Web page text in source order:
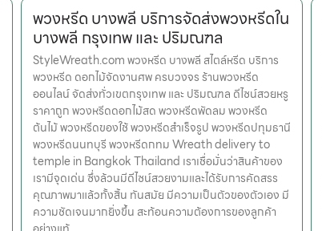
พวงหรีด บางพลี บริการจัดส่งพวงหรีดใน
บางพลี กรุงเทพ และ ปริมณฑล
StyleWreath.com พวงหรีด บางพลี สไตล์หรีด บริการ
พวงหรีด ดอกไม้จัดงานศพ ครบวงจร ร้านพวงหรีด
ออนไลน์ จัดส่งทั่วเขตกรุงเทพ และ ปริมณฑล ดีไซน์สวยหรู
ราคาถูก พวงหรีดดอกไม้สด พวงหรีดพัดลม พวงหรีด
ต้นไม้ พวงหรีดของใช้ พวงหรีดสำเร็จรูป พวงหรีดปทุมธานี
พวงหรีดนนทบุรี พวงหรีดกทม Wreath delivery to
temple in Bangkok Thailand เราเชื่อมั่นว่าสินค้าของ
เรามีจุดเด่น ซึ่งล้วนมีดีไซน์สวยงามและได้รับการคัดสรร
คุณภาพมาแล้วทั้งสิ้น ทันสมัย มีความเป็นตัวของตัวเอง มี
ความชัดเจนมากยิ่งขึ้น สะท้อนความต้องการของลูกค้า